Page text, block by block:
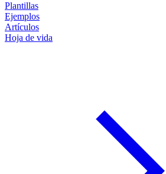
Plantillas
Ejemplos
Artículos
Hoja de vida